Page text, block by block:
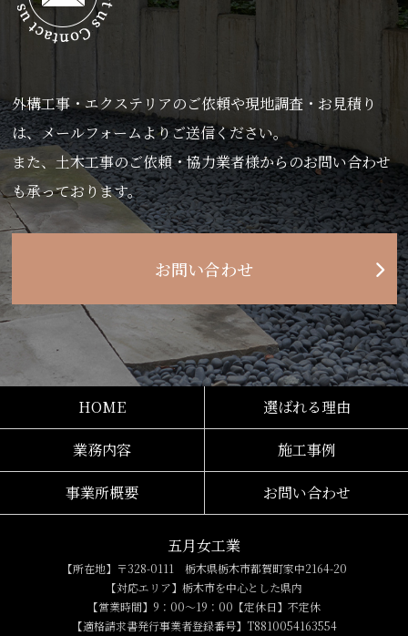
外構工事・エクステリアのご依頼や現地調査・お見積り
は、メールフォームよりご送信ください。
また、土木工事のご依頼・協力業者様からのお問い合わせ
も承っております。
お問い合わせ
HOME 選ばれる理由
業務内容 施工事例
事業所概要 お問い合わせ
五月女工業
【所在地】〒328-0111 栃木県栃木市都賀町家中2164-20
【対応エリア】栃木市を中心とした県内
【営業時間】9：00～19：00【定休日】不定休
【適格請求書発行事業者登録番号】T8810054163554